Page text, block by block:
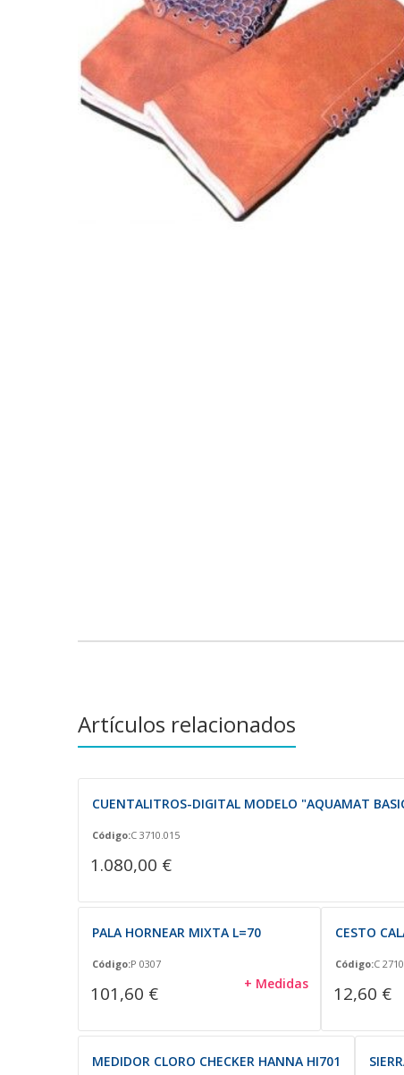
Artículos relacionados
CUENTALITROS-DIGITAL MODELO "AQUAMAT
Código:C 3710.015
1.080,00 €
PALA HORNEAR MIXTA L=70
Código:P 0307
101,60 € + Medidas
CESTO
Código:C
12,60 €
MEDIDOR CLORO CHECKER HANNA HI701